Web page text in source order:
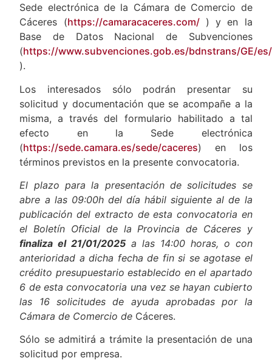
Sede electrónica de la Cámara de Comercio de
Cáceres (https://camaracaceres.com/) y en la
Base de Datos Nacional de Subvenciones
(https://www.subvenciones.gob.es/bdnstrans/GE/
).
Los interesados sólo podrán presentar su
solicitud y documentación que se acompañe a la
misma, a través del formulario habilitado a tal
efecto en la Sede electrónica
(https://sede.camara.es/sede/caceres) en los
términos previstos en la presente convocatoria.
El plazo para la presentación de solicitudes se
abre a las 09:00h del día hábil siguiente al de la
publicación del extracto de esta convocatoria en
el Boletín Oficial de la Provincia de Cáceres y
finaliza el 21/01/2025 a las 14:00 horas, o con
anterioridad a dicha fecha de fin si se agotase el
crédito presupuestario establecido en el apartado
6 de esta convocatoria una vez se hayan cubierto
las 16 solicitudes de ayuda aprobadas por la
Cámara de Comercio de Cáceres.
Sólo se admitirá a trámite la presentación de una
solicitud por empresa.